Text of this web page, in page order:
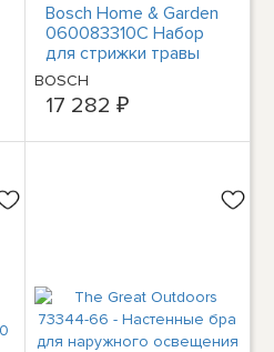
Bosch Home & Garden
060083310C Набор
для стрижки травы
Bosch Akku Isio
Messerlänge 12 см
BOSCH
17 282 ₽